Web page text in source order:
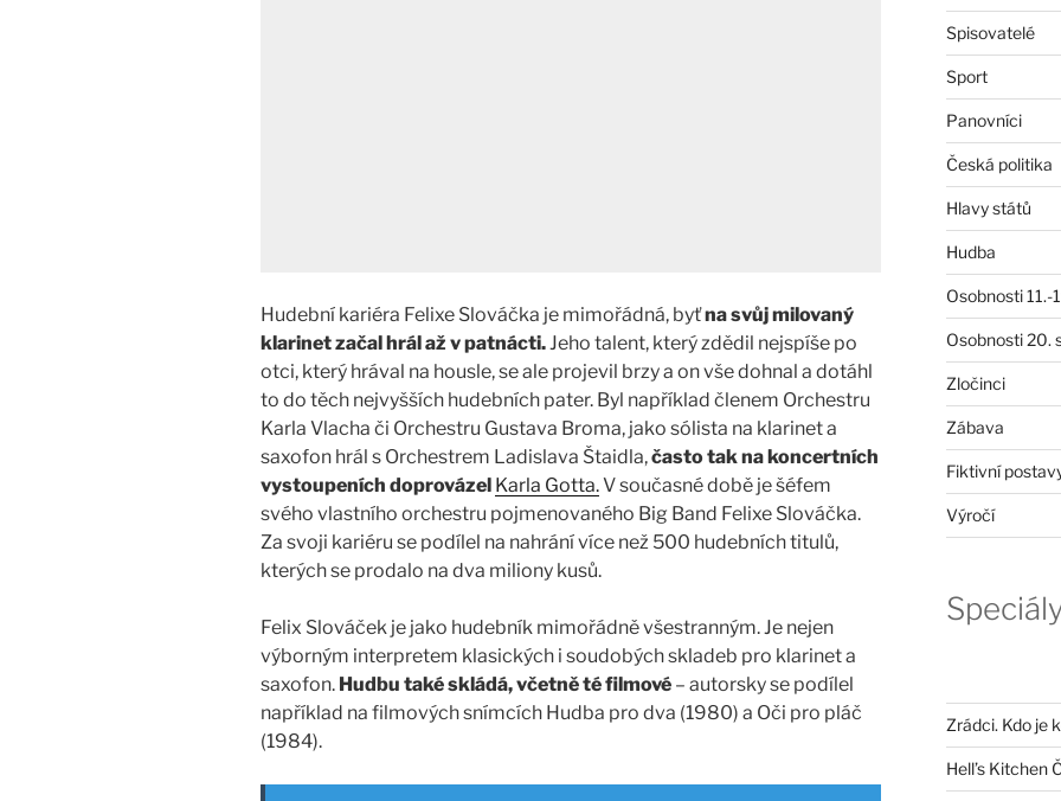
Hudební kariéra Felixe Slováčka je mimořádná, byťna svůj milovaný
klarinet začal hrál až v patnácti. Jeho talent, který zdědil nejspíše po
otci, který hrával na housle, se ale projevil brzy a on vše dohnal a dotáhl
to do těch nejvyšších hudebních pater. Byl například členem Orchestru
Karla Vlacha či Orchestru Gustava Broma, jako sólista na klarinet a
saxofon hrál s Orchestrem Ladislava Štaidla,často tak na koncertních
vystoupeních doprovázel Karla Gotta.V současné době je šéfem
svého vlastního orchestru pojmenovaného Big Band Felixe Slováčka.
Za svoji kariéru se podílel na nahrání více než 500 hudebních titulů,
kterých se prodalo na dva miliony kusů.
Felix Slováček je jako hudebník mimořádně všestranným. Je nejen
výborným interpretem klasických i soudobých skladeb pro klarinet a
saxofon. Hudbu také skládá, včetně té filmové – autorsky se podílel
například na filmových snímcích Hudba pro dva (1980) a Oči pro pláč
(1984).
Spisovatelé
Sport
Panovníci
Česká politika
Hlavy států
Hudba
Osobnosti 11.-
Osobnosti 20.
Zločinci
Zábava
Fiktivní
Výročí
Zrádci. Kdo je
Hell’s Kitchen